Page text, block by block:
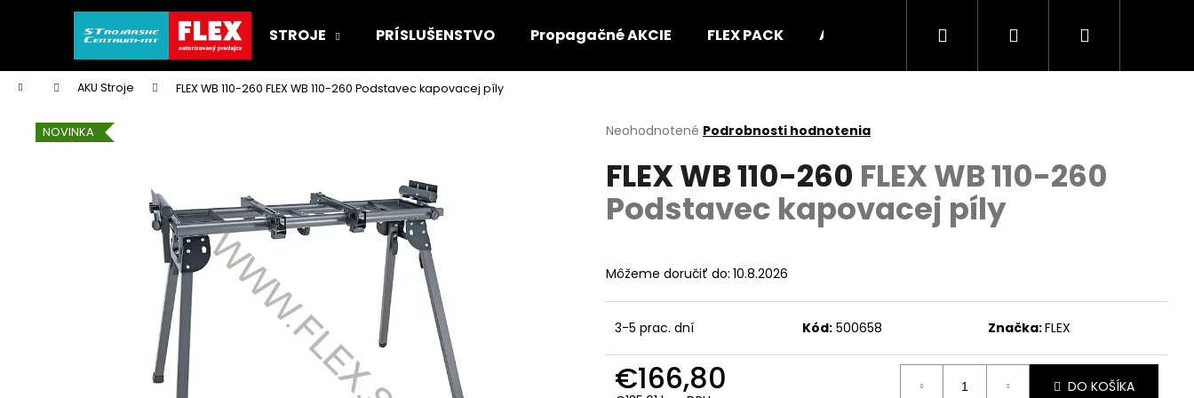
STROJE PRÍSLUŠENSTVO Propagačné AKCIE FLEX PACK AKU Stroje UHLOVÉ BRÚSKY
Hľadať PrihlásenieNákupný
Domov AKU Stroje FLEX WB 110-260 FLEX WB 110-260 Podstavec kapovacej píly
Priemerné
produktu
je
0,0
Neohodnotené Podrobnosti hodnotenia
FLEX WB 110-260 FLEX WB 110-260
Podstavec kapovacej píly
Môžeme doručiť do: 10.8.2026
3-5 prac. dní Kód: 500658 Značka:FLEX
€166,80 DO KOŠÍKA
NOVINKA
í
Späť
do
obchodu
Späť
do
obchodu
Čo potrebujete nájsť?
HĽADAŤ